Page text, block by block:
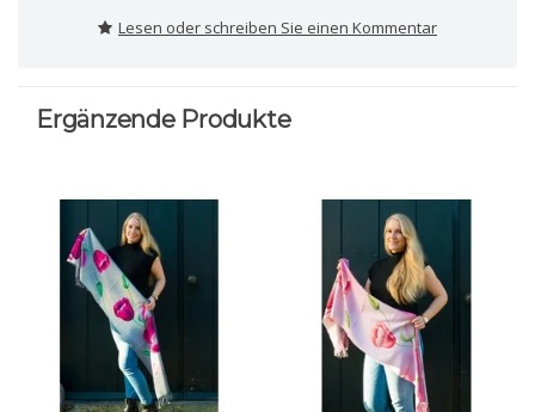
Lesen oder schreiben Sie einen Kommentar
Ergänzende Produkte